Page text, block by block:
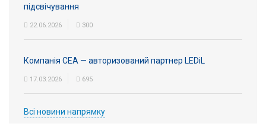
підсвічування
22.06.2026 300
Компанія СЕА — авторизований партнер LEDiL
17.03.2026 695
Всі новини напрямку